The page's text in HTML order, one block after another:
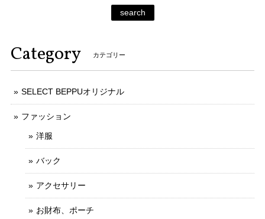
search
Category カテゴリー
SELECT BEPPUオリジナル
ファッション
洋服
バック
アクセサリー
お財布、ポーチ